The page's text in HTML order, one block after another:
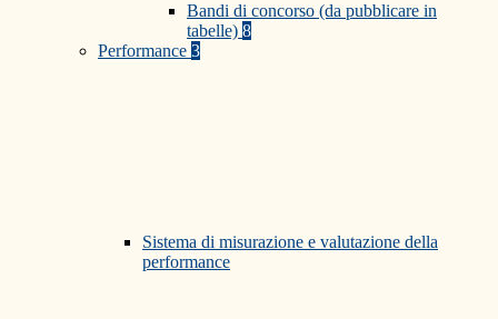
Bandi di concorso (da pubblicare in
tabelle) 8
Performance 3
Sistema di misurazione e valutazione della
performance